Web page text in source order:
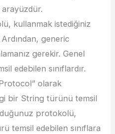
arayüzdür.
kullanmak istediğiniz
generic
gerekir. Genel
edebilen sınıflardır.
olarak
bir String türünü temsil
protokolü,
temsil edebilen sınıflara